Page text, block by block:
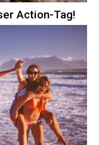
Action-Tag!